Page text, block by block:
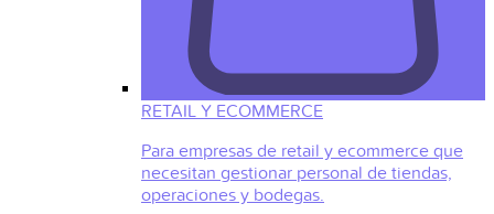
RETAIL Y ECOMMERCE
Para empresas de retail y ecommerce que
necesitan gestionar personal de tiendas,
operaciones y bodegas.